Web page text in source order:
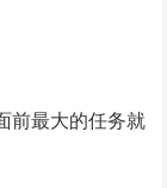
前最大的任务就